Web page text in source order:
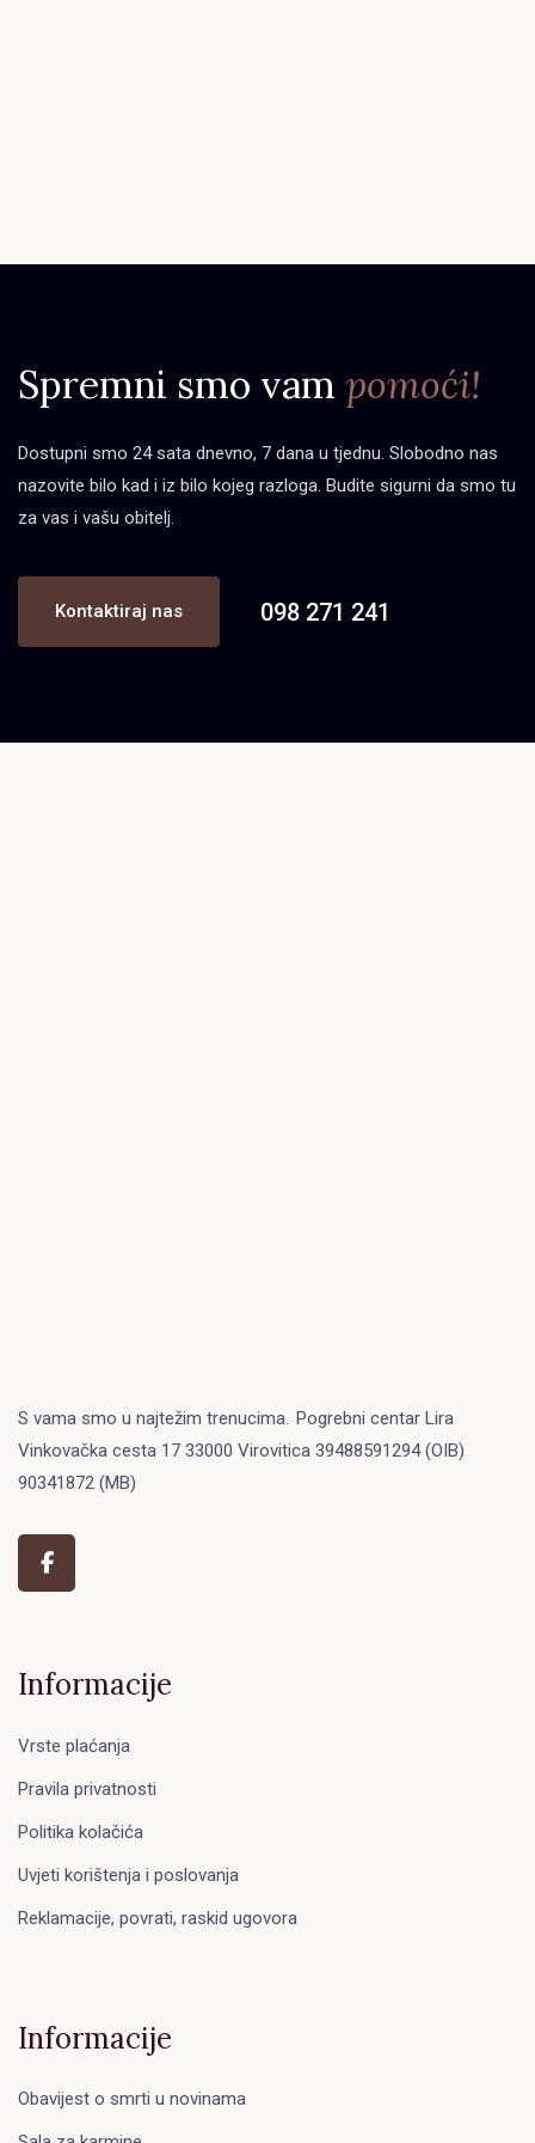
Spremni smo vam pomoći!
Dostupni smo 24 sata dnevno, 7 dana u tjednu. Slobodno nas
nazovite bilo kad i iz bilo kojeg razloga. Budite sigurni da smo tu
za vas i vašu obitelj.
Kontaktiraj nas 098 271 241
S vama smo u najtežim trenucima. Pogrebni centar Lira
Vinkovačka cesta 17 33000 Virovitica 39488591294 (OIB)
90341872 (MB)
Informacije
Vrste plaćanja
Pravila privatnosti
Politika kolačića
Uvjeti korištenja i poslovanja
Reklamacije, povrati, raskid ugovora
Informacije
Obavijest o smrti u novinama